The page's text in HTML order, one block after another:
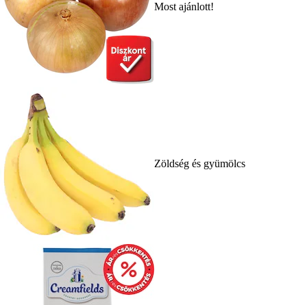
Most ajánlott!
Zöldség és gyümölcs